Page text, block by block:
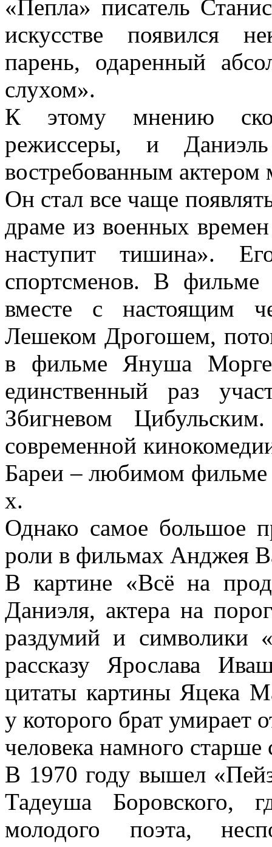
«Пепла» писатель
искусстве появился
парень, одаренный
слухом».
К этому мнению
режиссеры, и
востребованным актером
Он стал все чаще
драме из военных
наступит тишина».
спортсменов. В
вместе с настоящим
Лешеком Дрогошем,
в фильме Януша
единственный раз
Збигневом
современной
Бареи – любимом фильме
х.
Однако самое большое
роли в фильмах Анджея
В картине «Всё на
Даниэля, актера на
раздумий и символики
рассказу Ярослава
цитаты картины Яцека
у которого брат умирает
человека намного старше
В 1970 году вышел
Тадеуша Боровского,
молодого поэта,